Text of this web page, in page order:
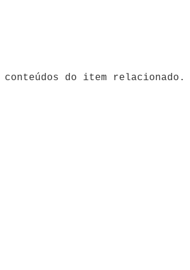
conteúdos do item relacionado.